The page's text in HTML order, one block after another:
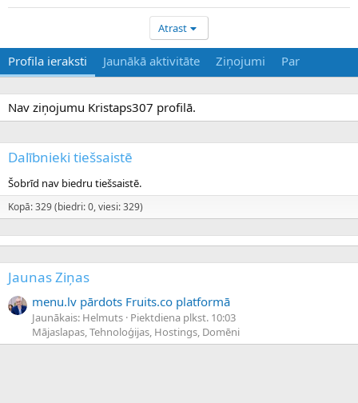
Atrast
Profila ieraksti Jaunākā aktivitāte Ziņojumi Par
Nav ziņojumu Kristaps307 profilā.
Dalībnieki tiešsaistē
Šobrīd nav biedru tiešsaistē.
Kopā: 329 (biedri: 0, viesi: 329)
Jaunas Ziņas
menu.lv pārdots Fruits.co platformā
Jaunākais: Helmuts Piektdiena plkst. 10:03
Mājaslapas, Tehnoloģijas, Hostings, Domēni